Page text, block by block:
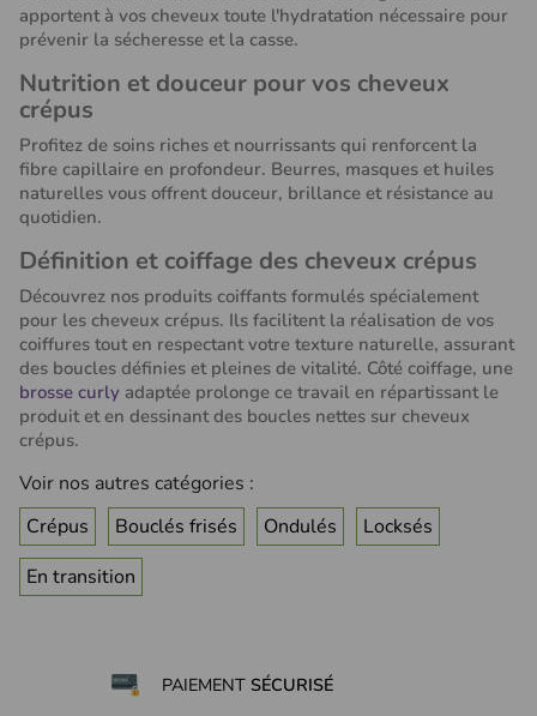
(10 avis)
apportent à vos cheveux toute l'hydratation nécessaire pour
prévenir la sécheresse et la casse.
Nutrition et douceur pour vos cheveux
crépus
Profitez de soins riches et nourrissants qui renforcent la
fibre capillaire en profondeur. Beurres, masques et huiles
naturelles vous offrent douceur, brillance et résistance au
quotidien.
Définition et coiffage des cheveux crépus
Découvrez nos produits coiffants formulés spécialement
pour les cheveux crépus. Ils facilitent la réalisation de vos
coiffures tout en respectant votre texture naturelle, assurant
des boucles définies et pleines de vitalité. Côté coiffage, une
brosse curly adaptée prolonge ce travail en répartissant le
produit et en dessinant des boucles nettes sur cheveux
crépus.
Voir nos autres catégories :
Crépus
Bouclés frisés Ondulés
Locksés
En transition
PAIEMENT SÉCURISÉ